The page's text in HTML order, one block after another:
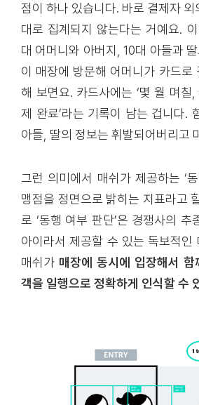
점이 하나 있습니다. 바로 결제자 외
대로 집계되지 않는다는 거예요.
대 어머니와 아버지, 10대 아들과
이 매장에 방문해 어머니가 카드로
해 보면요. 카드사에는 ‘몇 월 며
제 완료’라는 기록이 남는 겁니다.
아들, 딸의 정보는 휘발되어버리고
그런 의미에서 매쉬가 제공하는 ‘
맹점을 정면으로 밝히는 지표라고
로 ‘동행 여부 판단’은 경쟁사의 추
아이라서 제공할 수 있는 독보적인
매쉬가 매장에 동시에 입장해서
객을 일행으로 정확하게 인식할 수